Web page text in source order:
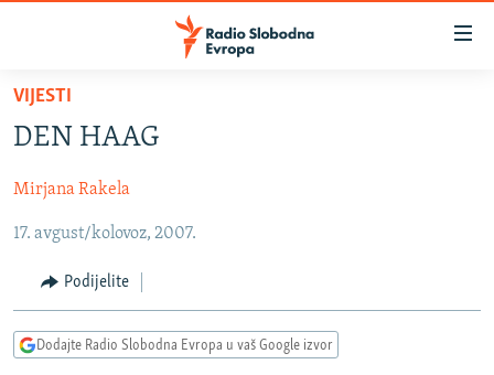
Pređite
glavni
Pređite
na
navigaciju
Pređite
na
pretragu
SRBIJA
KOSOVO
CRNA GORA
VIZUELNO
VIDEO
PODCASTI
VIJESTI
DEN HAAG
Mirjana Rakela
17. avgust/kolovoz, 2007.
Podijelite
Dodajte Radio Slobodna Evropa u vaš Google izvor